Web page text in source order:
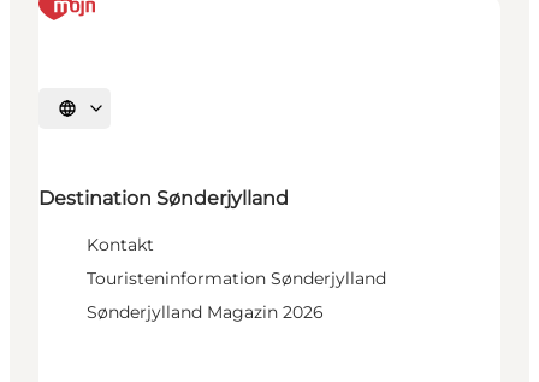
Sprache auswählen
Destination Sønderjylland
Kontakt
Touristeninformation Sønderjylland
Sønderjylland Magazin 2026